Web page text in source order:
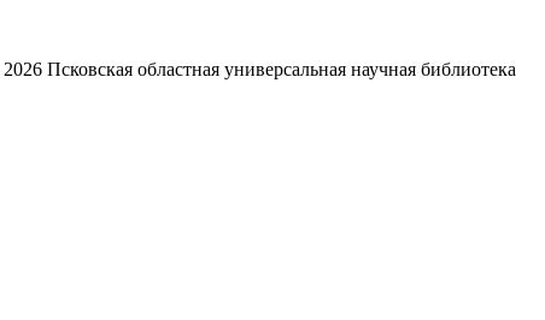
2026 Псковская областная универсальная научная библиотека